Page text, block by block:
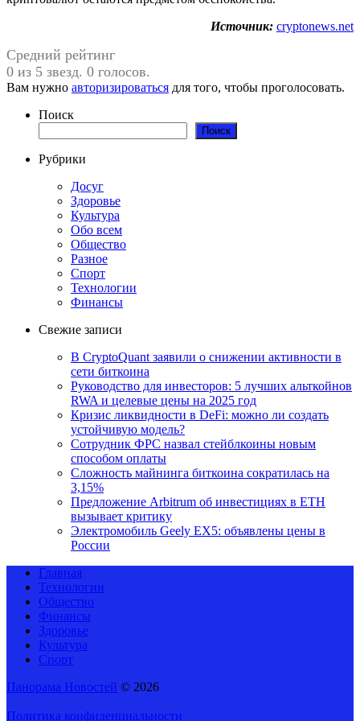
Источник: cryptonews.net
Средний рейтинг
0 из 5 звезд. 0 голосов.
Вам нужно авторизироваться для того, чтобы проголосовать.
Поиск
Поиск
Рубрики
Досуг
Здоровье
Культура
Обо всем
Общество
Разное
Спорт
Технологии
Финансы
Свежие записи
В CryptoQuant заявили о снижении активности в
сети биткоина
Руководство для инвесторов: 5 лучших альткойнов
RWA и целевые цены на 2025 год
Кризис ликвидности в DeFi: можно ли создать
устойчивую модель?
Сотрудник ФРС назвал стейблкоины новым
способом оплаты
Сложность майнинга биткоина сократилась на
3,15%
Предложение Arbitrum об инвестициях в ETH
вызывает критику
Электромобиль Geely EX5: объявлены цены в
России
Главная
Технологии
Общество
Финансы
Здоровье
Культура
Спорт
Панорама Новостей © 2026
Политика конфиденциальности